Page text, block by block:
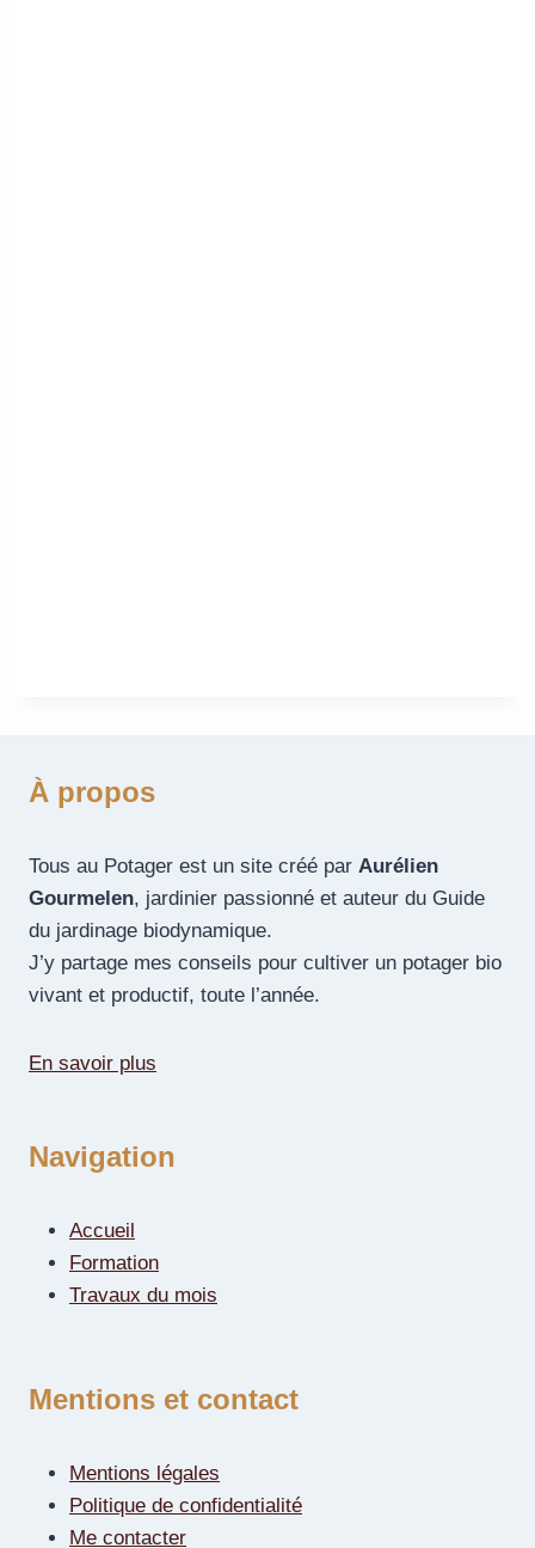
À propos
Tous au Potager est un site créé par Aurélien
Gourmelen, jardinier passionné et auteur du Guide
du jardinage biodynamique.
J’y partage mes conseils pour cultiver un potager bio
vivant et productif, toute l’année.
En savoir plus
Navigation
Accueil
Formation
Travaux du mois
Mentions et contact
Mentions légales
Politique de confidentialité
Me contacter